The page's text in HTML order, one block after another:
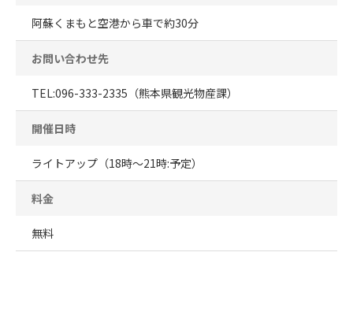
阿蘇くまもと空港から車で約30分
お問い合わせ先
TEL:096-333-2335（熊本県観光物産課）
開催日時
ライトアップ（18時～21時:予定）
料金
無料